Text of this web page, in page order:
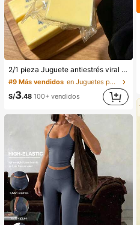
2/1 pieza Juguete antiestrés viral de mantequilla suave y lindo de gran tamaño, juguete de alivio del estrés, estimulación sensorial, pelota antiestrés, adecuado como regalo de Pascua, cumpleaños, graduación, favor de fiesta, suministros para despedida de soltera, estilo dumpling de rebote lento, estético, regalo de Navidad
#9 Más vendidos
en Juguetes para apretar para adolescentes
S/3.48 100+ vendidos